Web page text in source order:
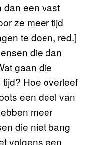
dan een vast
ze meer tijd
te doen, red.]
die dan
gaan die
Hoe overleef
een deel van
meer
die niet bang
volgens een